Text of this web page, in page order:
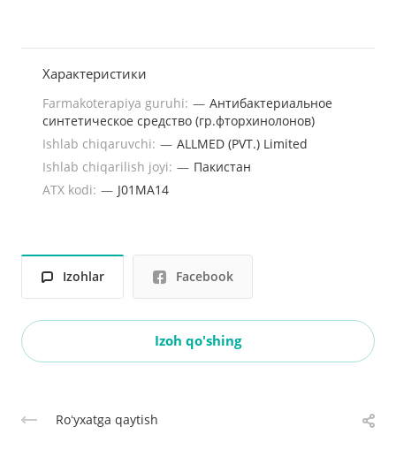
Характеристики
Farmakoterapiya guruhi: — Антибактериальное
синтетическое средство (гр.фторхинолонов)
Ishlab chiqaruvchi: — ALLMED (PVT.) Limited
Ishlab chiqarilish joyi: — Пакистан
ATX kodi: — J01MA14
Izohlar Facebook
Izoh qo'shing
Roʻyxatga qaytish